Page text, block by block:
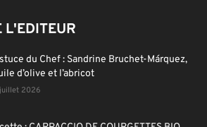
L'EDITEUR
du Chef : Sandrine Bruchet-Márquez,
d’olive et l’abricot
2026